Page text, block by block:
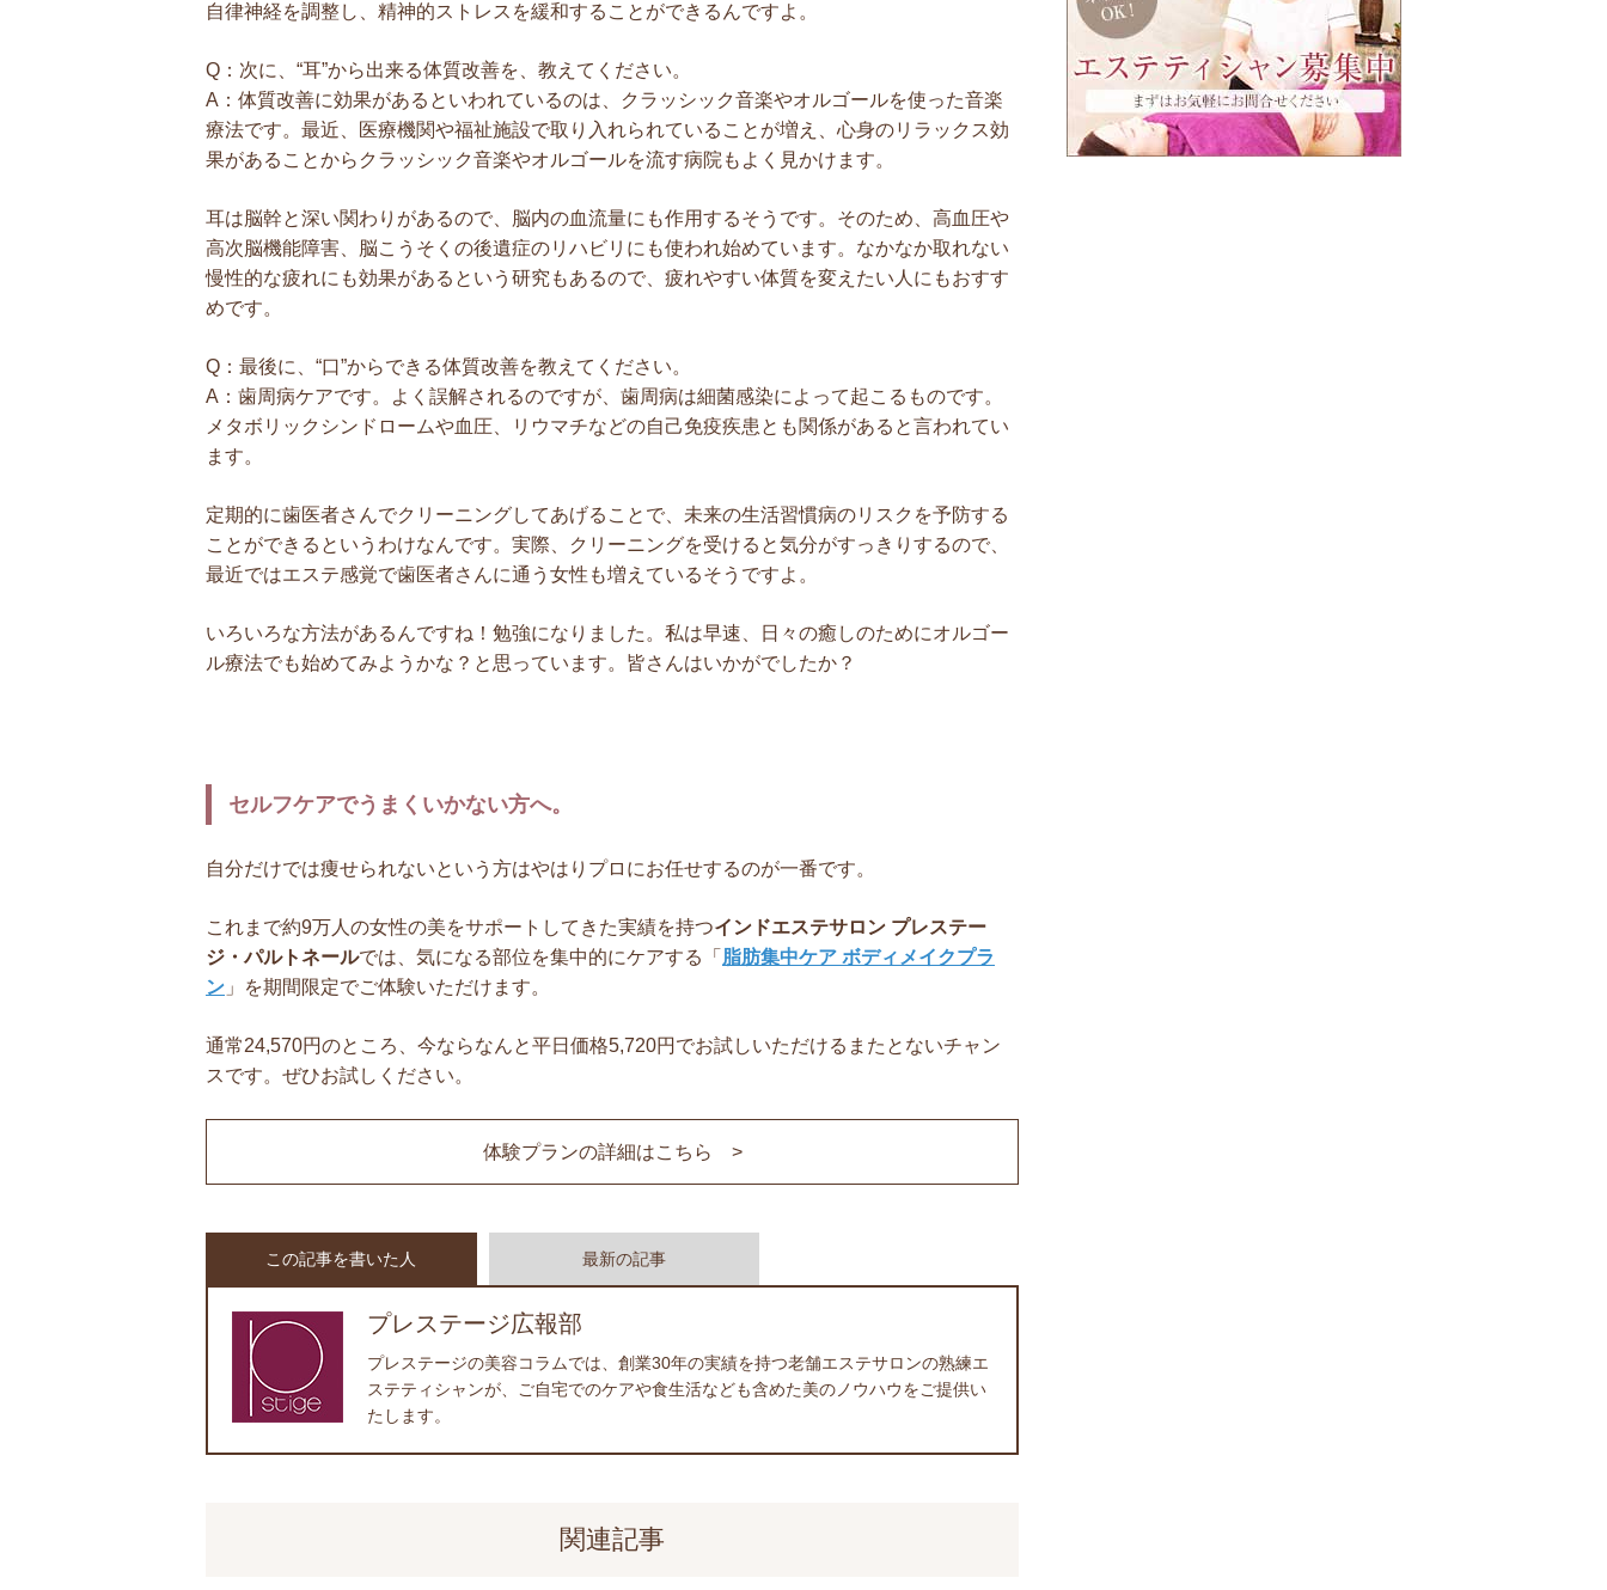
自律神経を調整し、精神的ストレスを緩和することができるんですよ。
Q：次に、“耳”から出来る体質改善を、教えてください。
A：体質改善に効果があるといわれているのは、クラッシック音楽やオルゴールを使った音楽
療法です。最近、医療機関や福祉施設で取り入れられていることが増え、心身のリラックス効
果があることからクラッシック音楽やオルゴールを流す病院もよく見かけます。
耳は脳幹と深い関わりがあるので、脳内の血流量にも作用するそうです。そのため、高血圧や
高次脳機能障害、脳こうそくの後遺症のリハビリにも使われ始めています。なかなか取れない
慢性的な疲れにも効果があるという研究もあるので、疲れやすい体質を変えたい人にもおすす
めです。
Q：最後に、“口”からできる体質改善を教えてください。
A：歯周病ケアです。よく誤解されるのですが、歯周病は細菌感染によって起こるものです。
メタボリックシンドロームや血圧、リウマチなどの自己免疫疾患とも関係があると言われてい
ます。
定期的に歯医者さんでクリーニングしてあげることで、未来の生活習慣病のリスクを予防する
ことができるというわけなんです。実際、クリーニングを受けると気分がすっきりするので、
最近ではエステ感覚で歯医者さんに通う女性も増えているそうですよ。
いろいろな方法があるんですね！勉強になりました。私は早速、日々の癒しのためにオルゴー
ル療法でも始めてみようかな？と思っています。皆さんはいかがでしたか？
セルフケアでうまくいかない方へ。
自分だけでは痩せられないという方はやはりプロにお任せするのが一番です。
これまで約9万人の女性の美をサポートしてきた実績を持つインドエステサロン プレステー
ジ・パルトネールでは、気になる部位を集中的にケアする「 脂肪集中ケア ボディメイクプラ
ン 」を期間限定でご体験いただけます。
通常24,570円のところ、今ならなんと平日価格5,720円でお試しいただけるまたとないチャン
スです。ぜひお試しください。
体験プランの詳細はこちら >
この記事を書いた人 最新の記事
プレステージ広報部
プレステージの美容コラムでは、創業30年の実績を持つ老舗エステサロンの熟練エ
ステティシャンが、ご自宅でのケアや食生活なども含めた美のノウハウをご提供い
たします。
関連記事